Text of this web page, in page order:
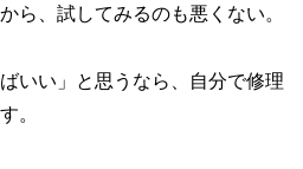
ら、試してみるのも悪くない。
いい」と思うなら、自分で修理
。